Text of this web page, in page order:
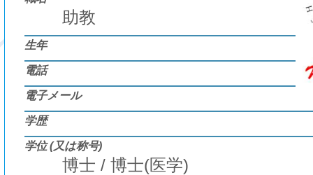
助教
生年
電話
電子メール
学歴
学位 (又は称号)
博士 / 博士(医学)